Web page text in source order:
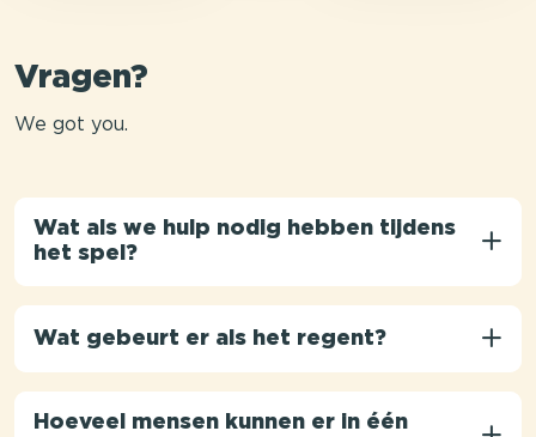
Vragen?
We got you.
Wat als we hulp nodig hebben tijdens
het spel?
Wat gebeurt er als het regent?
Hoeveel mensen kunnen er in één